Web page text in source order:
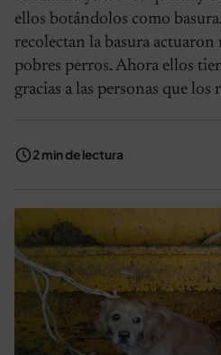
ellos botándolos como
recolectan la basura actuaron
pobres perros. Ahora ellos
gracias a las personas que los
2 min de lectura